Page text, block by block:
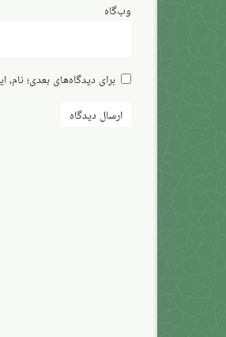
وب‌گاه
برای دیدگاه‌های بعدی؛